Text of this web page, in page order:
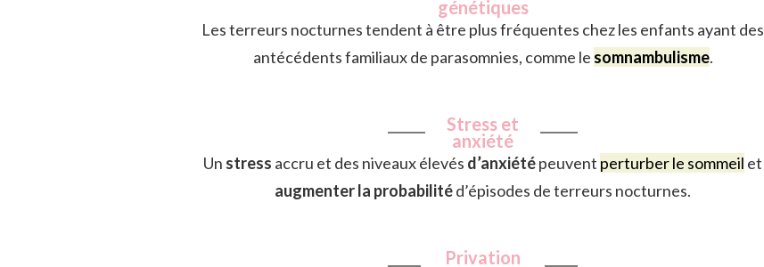
génétiques
Les terreurs nocturnes tendent à être plus fréquentes chez les enfants ayant des
antécédents familiaux de parasomnies, comme le somnambulisme.
Stress et
anxiété
Un stress accru et des niveaux élevés d’anxiétépeuvent perturber le sommeil et
augmenter la probabilitéd’épisodes de terreurs nocturnes.
Privation